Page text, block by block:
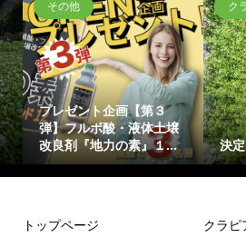
その他
プレゼント企画【第３
弾】フルボ酸・液体土壌
改良剤『地力の素』１...
ク
決
トップページ クラピ